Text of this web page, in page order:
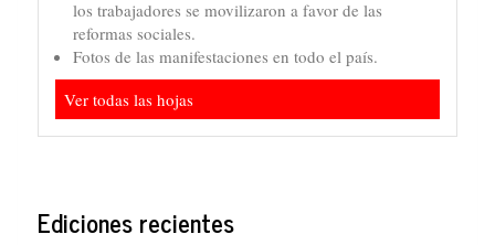
los trabajadores se movilizaron a favor de las
reformas sociales.
Fotos de las manifestaciones en todo el país.
Ver todas las hojas
Ediciones recientes